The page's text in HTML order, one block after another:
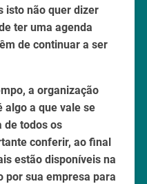
isto não quer dizer
ter uma agenda
de continuar a ser
a organização
algo a que vale se
de todos os
conferir, ao final
estão disponíveis na
por sua empresa para